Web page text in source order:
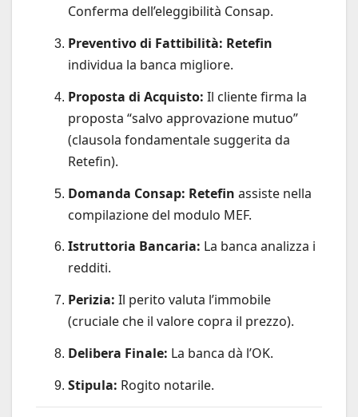
Conferma dell’eleggibilità Consap.
Preventivo di Fattibilità: Retefin
individua la banca migliore.
Proposta di Acquisto: Il cliente firma la
proposta “salvo approvazione mutuo”
(clausola fondamentale suggerita da
Retefin).
Domanda Consap: Retefin assiste nella
compilazione del modulo MEF.
Istruttoria Bancaria: La banca analizza i
redditi.
Perizia: Il perito valuta l’immobile
(cruciale che il valore copra il prezzo).
Delibera Finale: La banca dà l’OK.
Stipula: Rogito notarile.